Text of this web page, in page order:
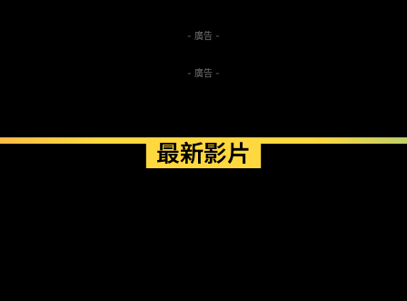
- 廣告 -
- 廣告 -
最新影片